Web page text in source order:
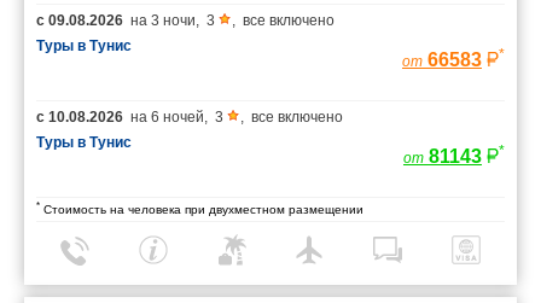
с 09.08.2026 на 3 ночи, 3 , все включено
Туры в Тунис
от 66583 *
с 10.08.2026 на 6 ночей, 3 , все включено
Туры в Тунис
от 81143 *
* Стоимость на человека при двухместном размещении